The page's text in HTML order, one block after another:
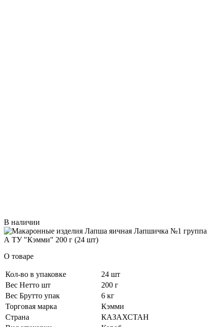
В наличии
О товаре
Кол-во в упаковке
24 шт
Вес Нетто шт
200 г
Вес Брутто упак
6 кг
Торговая марка
Кэмми
Страна
КАЗАХСТАН